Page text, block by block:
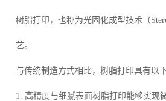
树脂打印，也称为光固化成型技术（
艺。
与传统制造方式相比，树脂打印具有以
1. 高精度与细腻表面树脂打印能够实现